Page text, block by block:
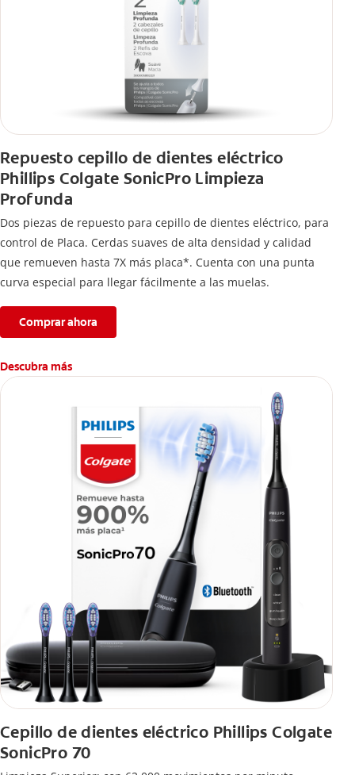
Repuesto cepillo de dientes eléctrico
Phillips Colgate SonicPro Limpieza
Profunda
Dos piezas de repuesto para cepillo de dientes eléctrico, para
control de Placa. Cerdas suaves de alta densidad y calidad
que remueven hasta 7X más placa*. Cuenta con una punta
curva especial para llegar fácilmente a las muelas.
Comprar ahora
Descubra más
Cepillo de dientes eléctrico Phillips Colgate
SonicPro 70